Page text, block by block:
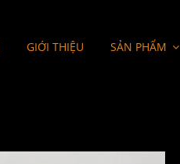
GIỚI THIỆU SẢN PHẨM